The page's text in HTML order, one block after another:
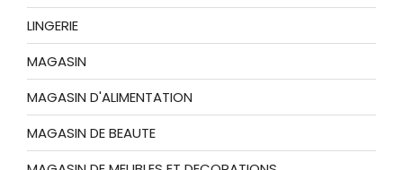
LINGERIE
MAGASIN
MAGASIN D'ALIMENTATION
MAGASIN DE BEAUTE